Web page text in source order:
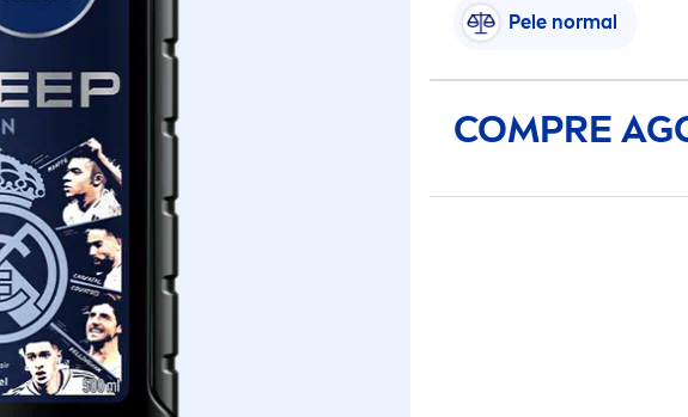
Pele normal
COMPRE